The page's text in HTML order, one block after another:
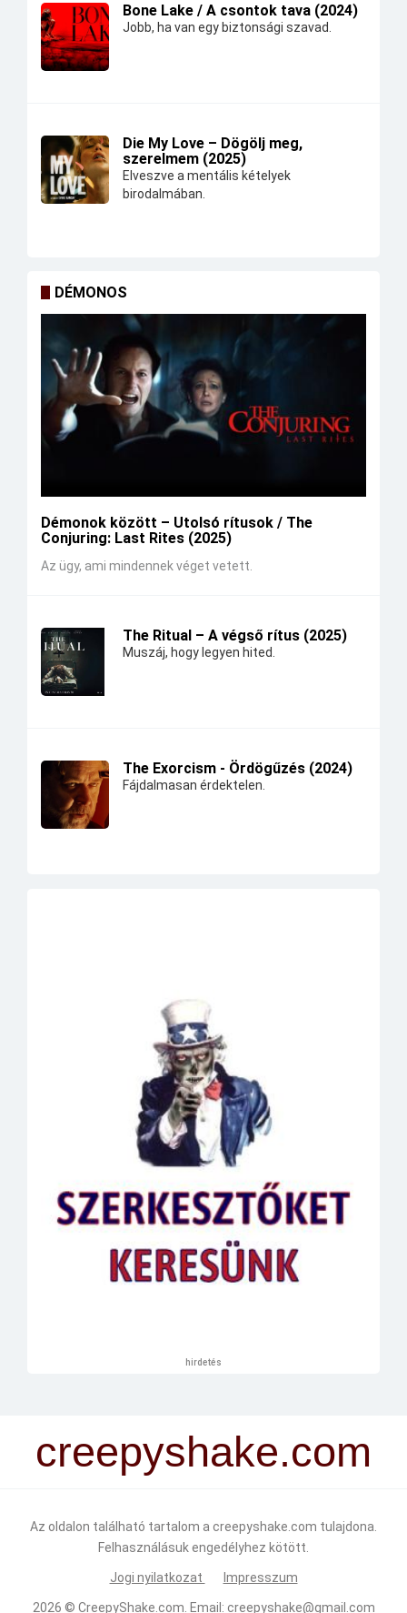
Bone Lake / A csontok tava (2024)
Jobb, ha van egy biztonsági szavad.
Die My Love – Dögölj meg,
szerelmem (2025)
Elveszve a mentális kételyek
birodalmában.
DÉMONOS
Démonok között – Utolsó rítusok / The
Conjuring: Last Rites (2025)
Az ügy, ami mindennek véget vetett.
The Ritual – A végső rítus (2025)
Muszáj, hogy legyen hited.
The Exorcism - Ördögűzés (2024)
Fájdalmasan érdektelen.
hirdetés
creepyshake.com
Az oldalon található tartalom a creepyshake.com tulajdona.
Felhasználásuk engedélyhez kötött.
Jogi nyilatkozat Impresszum
2026 © CreepyShake.com. Email: creepyshake@gmail.com